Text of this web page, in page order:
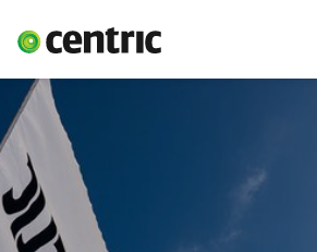
Oplossingen
Branches
Over Centric
Contact